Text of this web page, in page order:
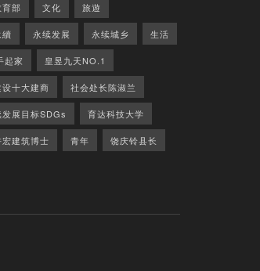
育部 文化 旅遊
續 永续发展 永续城乡 生活
起家 皇昱九天NO.1
设十大建商 社会处长陈淑兰
展目标SDGs 育达科技大学
建筑博士 青年 饶庆铃县长